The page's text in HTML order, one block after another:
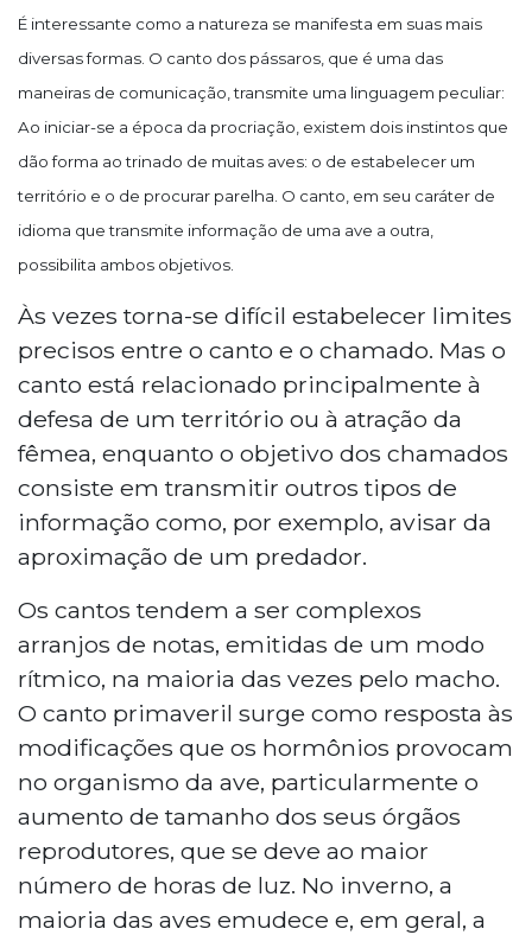
É interessante como a natureza se manifesta em suas mais
diversas formas. O canto dos pássaros, que é uma das
maneiras de comunicação, transmite uma linguagem peculiar:
Ao iniciar-se a época da procriação, existem dois instintos que
dão forma ao trinado de muitas aves: o de estabelecer um
território e o de procurar parelha. O canto, em seu caráter de
idioma que transmite informação de uma ave a outra,
possibilita ambos objetivos.
Às vezes torna-se difícil estabelecer limites
precisos entre o canto e o chamado. Mas o
canto está relacionado principalmente à
defesa de um território ou à atração da
fêmea, enquanto o objetivo dos chamados
consiste em transmitir outros tipos de
informação como, por exemplo, avisar da
aproximação de um predador.
Os cantos tendem a ser complexos
arranjos de notas, emitidas de um modo
rítmico, na maioria das vezes pelo macho.
O canto primaveril surge como resposta às
modificações que os hormônios provocam
no organismo da ave, particularmente o
aumento de tamanho dos seus órgãos
reprodutores, que se deve ao maior
número de horas de luz. No inverno, a
maioria das aves emudece e, em geral, a